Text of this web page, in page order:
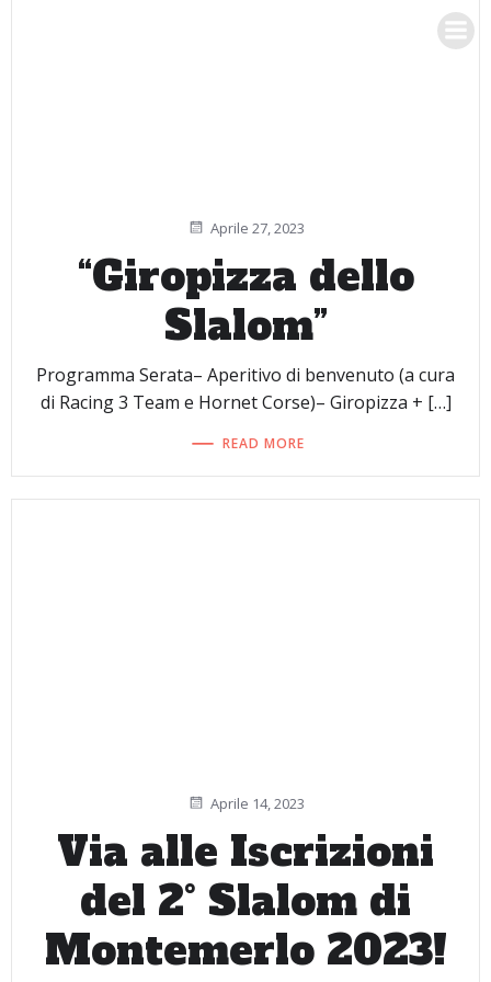
Aprile 27, 2023
“Giropizza dello
Slalom”
Programma Serata– Aperitivo di benvenuto (a cura
di Racing 3 Team e Hornet Corse)– Giropizza + […]
READ MORE
Aprile 14, 2023
Via alle Iscrizioni
del 2° Slalom di
Montemerlo 2023!